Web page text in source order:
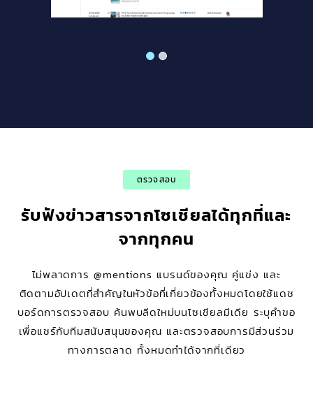
ตรวจสอบ
รับฟังข่าวสารจากโซเชียลได้ทุกที่และ
จากทุกคน
ไม่พลาดการ @mentions แบรนด์ของคุณ คู่แข่ง และ
ติดตามอัปเดตที่สำคัญในหัวข้อที่เกี่ยวข้องทั้งหมดโดยใช้แดช
บอร์ดการตรวจสอบ ค้นพบลีดใหม่บนโซเชียลมีเดีย ระบุคำขอ
เพื่อแชร์กับทีมสนับสนุนของคุณ และตรวจสอบการมีส่วนร่วม
ทางการตลาด ทั้งหมดทำได้จากที่เดียว